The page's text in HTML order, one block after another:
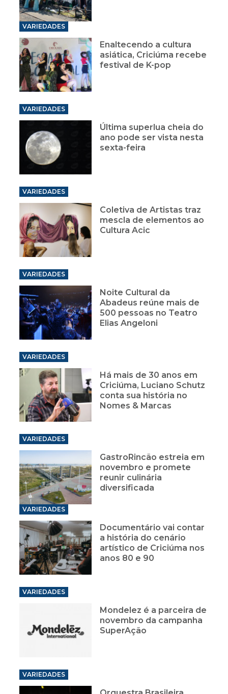
VARIEDADES
Enaltecendo a cultura
asiática, Criciúma recebe
festival de K-pop
VARIEDADES
Última superlua cheia do
ano pode ser vista nesta
sexta-feira
VARIEDADES
Coletiva de Artistas traz
mescla de elementos ao
Cultura Acic
VARIEDADES
Noite Cultural da
Abadeus reúne mais de
500 pessoas no Teatro
Elias Angeloni
VARIEDADES
Há mais de 30 anos em
Criciúma, Luciano Schutz
conta sua história no
Nomes & Marcas
VARIEDADES
GastroRincão estreia em
novembro e promete
reunir culinária
diversificada
VARIEDADES
Documentário vai contar
a história do cenário
artístico de Criciúma nos
anos 80 e 90
VARIEDADES
Mondelez é a parceira de
novembro da campanha
SuperAção
VARIEDADES